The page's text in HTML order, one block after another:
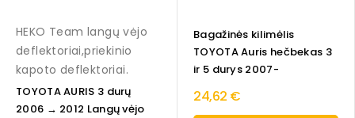
HEKO Team langų vėjo
deflektoriai,priekinio
kapoto deflektoriai.
TOYOTA AURIS 3 durų
2006 → 2012 Langų vėjo
Bagažinės kilimėlis
TOYOTA Auris hečbekas 3
ir 5 durys 2007-
24,62 €